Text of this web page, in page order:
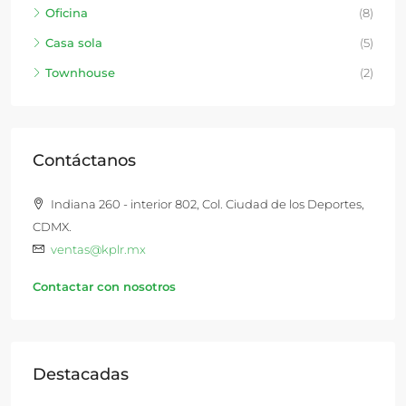
Oficina (8)
Casa sola (5)
Townhouse (2)
Contáctanos
Indiana 260 - interior 802, Col. Ciudad de los Deportes,
CDMX.
ventas@kplr.mx
Contactar con nosotros
Destacadas